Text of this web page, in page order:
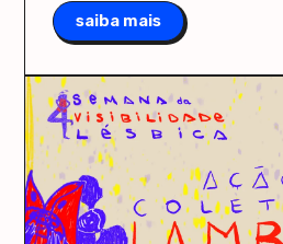
saiba mais